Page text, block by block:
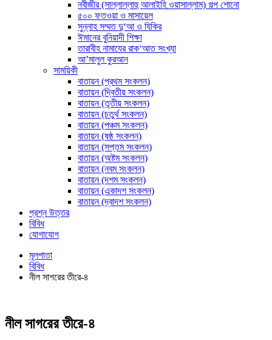
নবীজীর (সাল্লাল্লাহু আলাইহি ওয়াসাল্লাম) গল্প শোনো
৫০০ ফতওয়া ও মাসায়েল
সুন্নাহ সম্মত দু‘আ ও যিকির
ঈমানের বুনিয়াদী শিক্ষা
তারাবীহ নামাযের রাক‘আত সংখ্যা
আ’মালুল কুরআন
সাময়িকী
বাতায়ন (প্রথম সংকলন)
বাতায়ন (দ্বিতীয় সংকলন)
বাতায়ন (তৃতীয় সংকলন)
বাতায়ন (চতুর্থ সংকলন)
বাতায়ন (পঞ্চম সংকলন)
বাতায়ন (ষষ্ঠ সংকলন)
বাতায়ন (সপ্তম সংকলন)
বাতায়ন (অষ্টম সংকলন)
বাতায়ন (নবম সংকলন)
বাতায়ন (দশম সংকলন)
বাতায়ন (একাদশ সংকলন)
বাতায়ন (দ্বাদশ সংকলন)
প্রশ্ন উত্তর
বিবিধ
যোগাযোগ
মূলপাতা
বিবিধ
নীল সাগরের তীরে-৪
নীল সাগরের তীরে-৪